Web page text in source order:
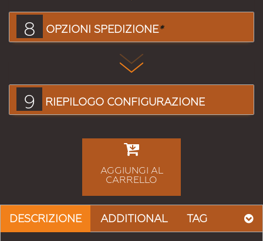
8 OPZIONI SPEDIZIONE*
9 RIEPILOGO CONFIGURAZIONE
AGGIUNGI AL
CARRELLO
DESCRIZIONE ADDITIONAL TAG